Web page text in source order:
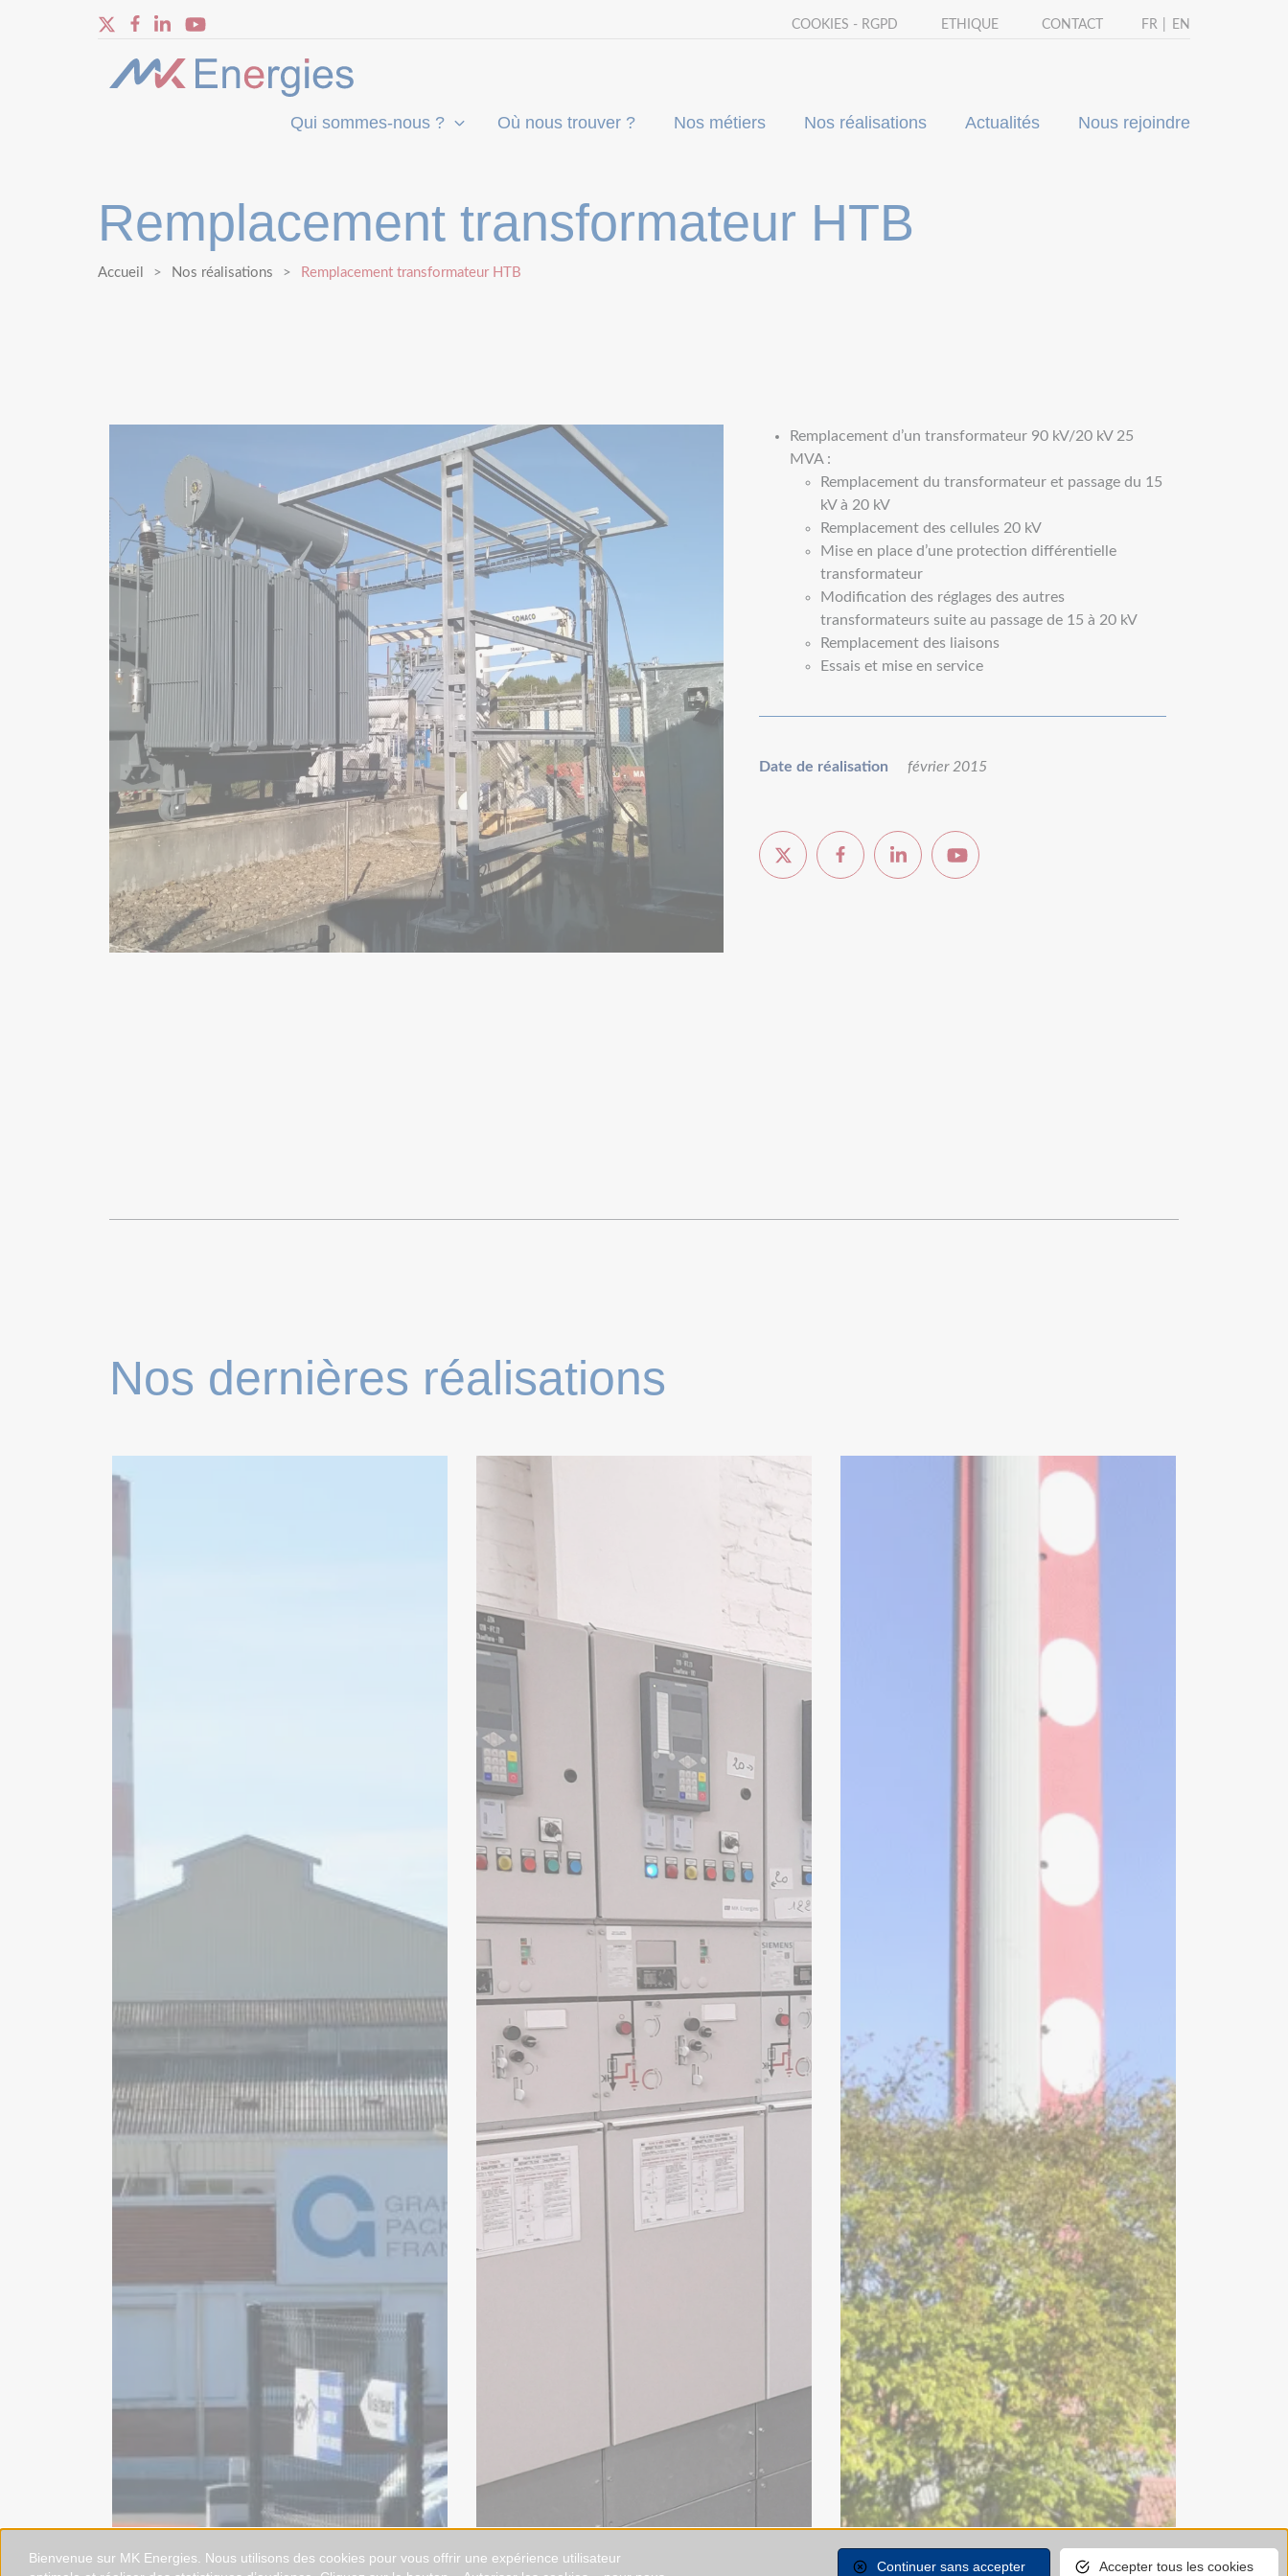
COOKIES - RGPD ETHIQUE CONTACT FR EN
Qui sommes-nous ? Où nous trouver ? Nos métiers Nos réalisations Actualités Nous rejoindre
Remplacement transformateur HTB
Accueil Nos réalisations Remplacement transformateur HTB
Remplacement d’un transformateur 90 kV/20 kV 25
MVA :
Remplacement du transformateur et passage du 15
kV à 20 kV
Remplacement des cellules 20 kV
Mise en place d’une protection différentielle
transformateur
Modification des réglages des autres
transformateurs suite au passage de 15 à 20 kV
Remplacement des liaisons
Essais et mise en service
Date de réalisation février 2015
Nos dernières réalisations
Bienvenue sur MK Energies. Nous utilisons des cookies pour vous offrir une expérience utilisateur
Accepter tous les cookies
Continuer sans accepter